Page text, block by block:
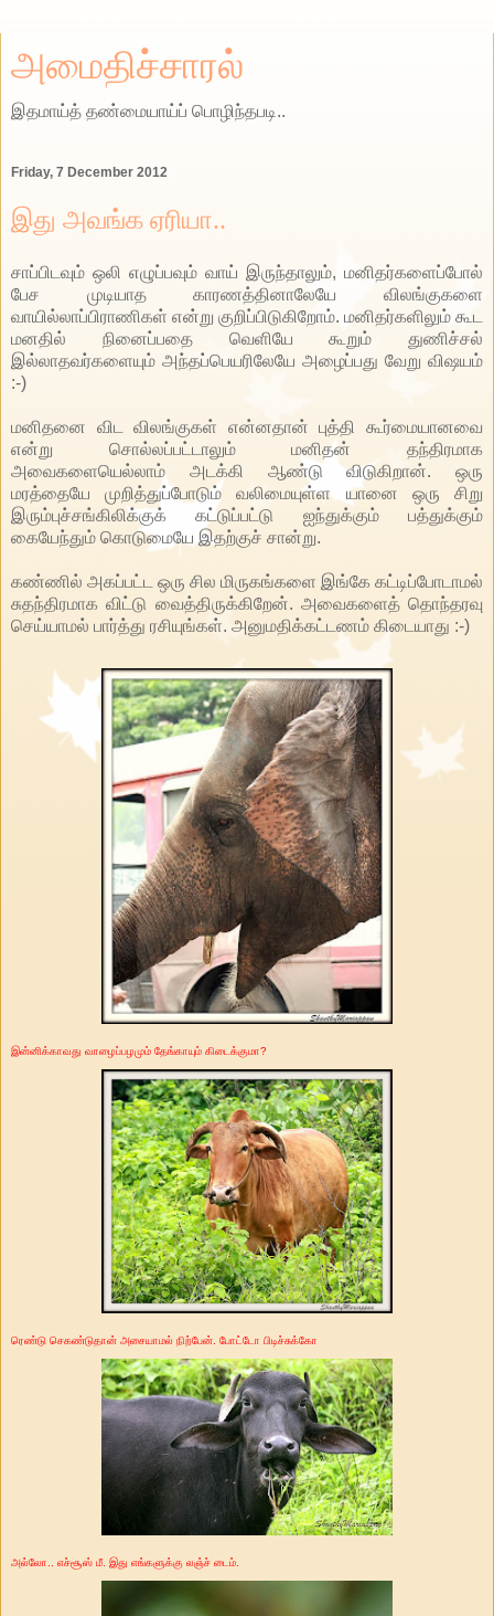
அமைதிச்சாரல்
இதமாய்த் தண்மையாய்ப் பொழிந்தபடி..
Friday, 7 December 2012
இது அவங்க ஏரியா..
சாப்பிடவும் ஒலி எழுப்பவும் வாய் இருந்தாலும், மனிதர்களைப்போல்
பேச முடியாத காரணத்தினாலேயே விலங்குகளை
வாயில்லாப்பிராணிகள் என்று குறிப்பிடுகிறோம். மனிதர்களிலும் கூட
மனதில் நினைப்பதை வெளியே கூறும் துணிச்சல்
இல்லாதவர்களையும் அந்தப்பெயரிலேயே அழைப்பது வேறு விஷயம்
:-)
மனிதனை விட விலங்குகள் என்னதான் புத்தி கூர்மையானவை
என்று சொல்லப்பட்டாலும் மனிதன் தந்திரமாக
அவைகளையெல்லாம் அடக்கி ஆண்டு விடுகிறான். ஒரு
மரத்தையே முறித்துப்போடும் வலிமையுள்ள யானை ஒரு சிறு
இரும்புச்சங்கிலிக்குக் கட்டுப்பட்டு ஐந்துக்கும் பத்துக்கும்
கையேந்தும் கொடுமையே இதற்குச் சான்று.
கண்ணில் அகப்பட்ட ஒரு சில மிருகங்களை இங்கே கட்டிப்போடாமல்
சுதந்திரமாக விட்டு வைத்திருக்கிறேன். அவைகளைத் தொந்தரவு
செய்யாமல் பார்த்து ரசியுங்கள். அனுமதிக்கட்டணம் கிடையாது :-)
இன்னிக்காவது வாழைப்பழமும் தேங்காயும் கிடைக்குமா?
ரெண்டு செகண்டுதான் அசையாமல் நிற்பேன். போட்டோ பிடிச்சுக்கோ
அல்லோ.. எச்சூஸ் மீ. இது எங்களுக்கு லஞ்ச் டைம்.